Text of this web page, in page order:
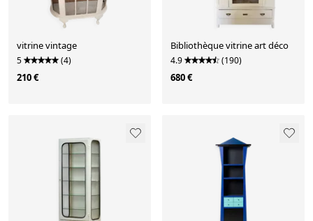
vitrine vintage
5 (4)
210 €
Bibliothèque vitrine art déco
4.9 (190)
680 €